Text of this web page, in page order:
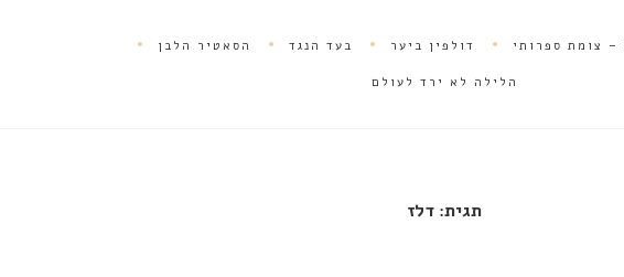
דולפין ביער בעד הנגד הסאטיר הלבן
הלילה לא ירד לעולם
תגית: דלז